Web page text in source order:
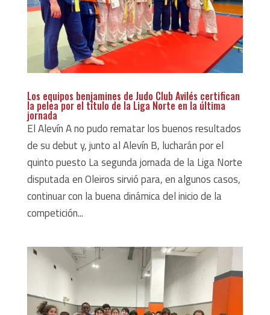
Los equipos benjamines de Judo Club Avilés certifican
la pelea por el título de la Liga Norte en la última
jornada
El Alevín A no pudo rematar los buenos resultados
de su debut y, junto al Alevín B, lucharán por el
quinto puesto La segunda jornada de la Liga Norte
disputada en Oleiros sirvió para, en algunos casos,
continuar con la buena dinámica del inicio de la
competición...